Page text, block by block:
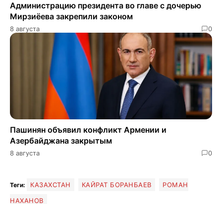
Администрацию президента во главе с дочерью
Мирзиёева закрепили законом
8 августа 0
Пашинян объявил конфликт Армении и
Азербайджана закрытым
8 августа 0
Теги: КАЗАХСТАН КАЙРАТ БОРАНБАЕВ
РОМАН
НАХАНОВ